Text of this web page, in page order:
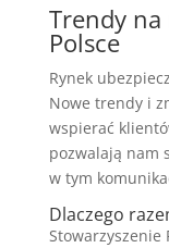
Trendy
Polsce
Rynek
Nowe trendy i
wspierać
pozwalają nam
w tym
Dlaczego
Stowarzyszenie